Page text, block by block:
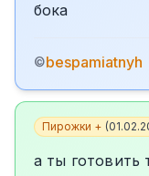
бока
©bespamiatnyh
Пирожки + (
а ты готовить